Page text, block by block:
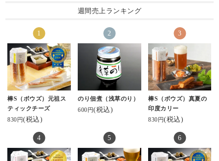
#みなさん
@ kamaboko_jp 鮨蒲本
ただきました。
美味しい蒲鉾です。他
にも種類があるよう
で、そちらも気になり
ます。おしゃれなパケ
もいいですね。美味し
かったです、ごちそう
さまでした。
・
#鮨蒲本舗河内屋 #かま
ぼこ #棒S #グランプリ
週間売上ランキング
棒S（ボウズ）元祖ス
ティックチーズ
830円(税込)
のり佃煮（浅草のり）
600円(税込)
棒S（ボウズ）真夏の
印度カリー
830円(税込)